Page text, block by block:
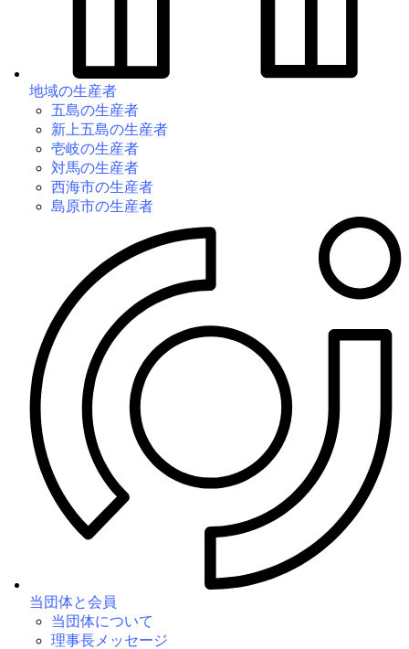
地域の生産者
五島の生産者
新上五島の生産者
壱岐の生産者
対馬の生産者
西海市の生産者
島原市の生産者
当団体と会員
当団体について
理事長メッセージ